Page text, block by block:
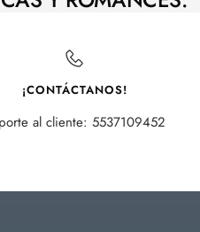
¡CONTÁCTANOS!
al cliente: 5537109452